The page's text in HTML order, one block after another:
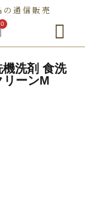
通信販売
0
洗剤 食洗
ーンM